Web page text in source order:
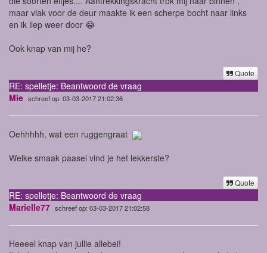
maar vlak voor de deur maakte ik een scherpe bocht naar links
en ik liep weer door 😂
Ook knap van mij he?
Quote
RE: spelletje: Beantwoord de vraag
Mie schreef op: 03-03-2017 21:02:36
Oehhhhh, wat een ruggengraat
Welke smaak paasei vind je het lekkerste?
Quote
RE: spelletje: Beantwoord de vraag
Marielle77 schreef op: 03-03-2017 21:02:58
Heeeel knap van jullie allebei!